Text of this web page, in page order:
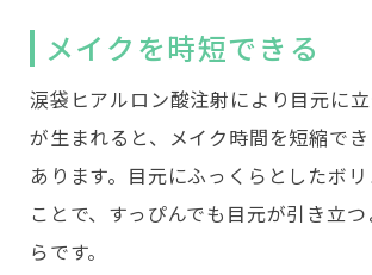
メイクを時短できる
涙袋ヒアルロン酸注射により目元に
が生まれると、メイク時間を短縮で
あります。目元にふっくらとしたボ
ことで、すっぴんでも目元が引き立
らです。